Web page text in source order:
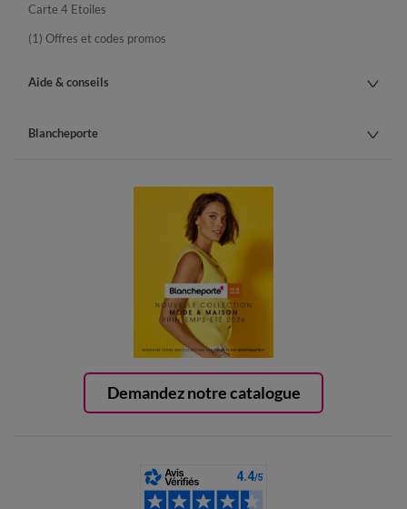
Demandez notre catalogue
Carte 4 Etoiles
(1) Offres et codes promos
Aide & conseils
Blancheporte